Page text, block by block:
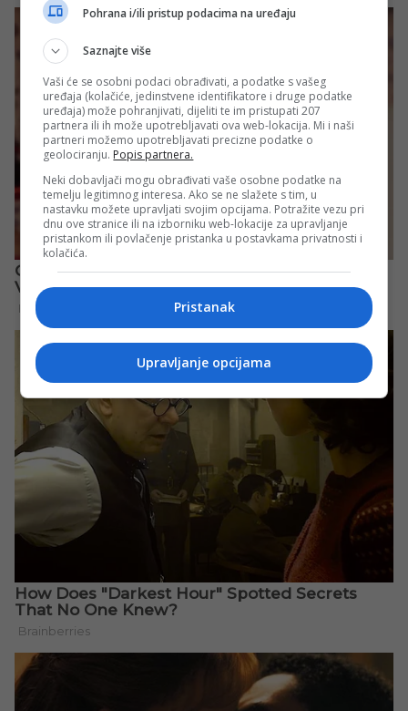
Pohrana i/ili pristup podacima na uređaju
Saznajte više
Vaši će se osobni podaci obrađivati, a podatke s vašeg
uređaja (kolačiće, jedinstvene identifikatore i druge podatke
uređaja) može pohranjivati, dijeliti te im pristupati 207
partnera ili ih može upotrebljavati ova web-lokacija. Mi i naši
partneri možemo upotrebljavati precizne podatke o
geolociranju. Popis partnera.
Neki dobavljači mogu obrađivati vaše osobne podatke na
temelju legitimnog interesa. Ako se ne slažete s tim, u
nastavku možete upravljati svojim opcijama. Potražite vezu pri
dnu ove stranice ili na izborniku web-lokacije za upravljanje
pristankom ili povlačenje pristanka u postavkama privatnosti i
kolačića.
Pristanak
Upravljanje opcijama